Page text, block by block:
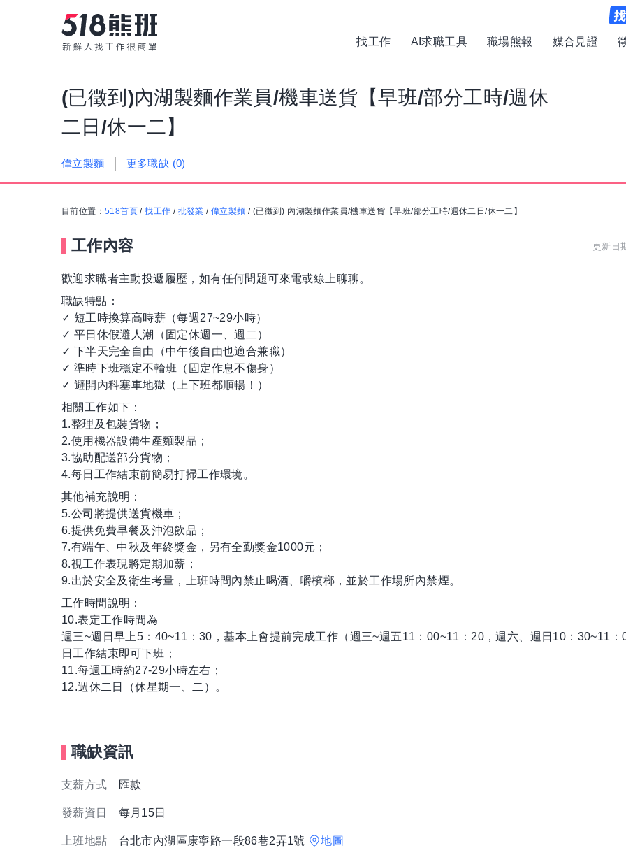
找工作 AI求職工具 職場熊報 媒合見證
(已徵到)內湖製麵作業員/機車送貨【早班/部分工時/週休
二日/休一二】
偉立製麵 更多職缺 (0)
目前位置： 518首頁 /找工作 / 批發業 /偉立製麵 / (已徵到) 內湖製麵作業員/機車送貨【早班/部分工時/週休二日/休一二】
工作內容 更新日
歡迎求職者主動投遞履歷，如有任何問題可來電或線上聊聊。
職缺特點：
✓ 短工時換算高時薪（每週27~29小時）
✓ 平日休假避人潮（固定休週一、週二）
✓ 下半天完全自由（中午後自由也適合兼職）
✓ 準時下班穩定不輪班（固定作息不傷身）
✓ 避開內科塞車地獄（上下班都順暢！）
相關工作如下：
1.整理及包裝貨物；
2.使用機器設備生產麵製品；
3.協助配送部分貨物；
4.每日工作結束前簡易打掃工作環境。
其他補充說明：
5.公司將提供送貨機車；
6.提供免費早餐及沖泡飲品；
7.有端午、中秋及年終獎金，另有全勤獎金1000元；
8.視工作表現將定期加薪；
9.出於安全及衛生考量，上班時間內禁止喝酒、嚼檳榔，並於工作場所內禁煙。
工作時間說明：
10.表定工作時間為
週三~週日早上5：40~11：30，基本上會提前完成工作（週三~週五11：00~11：20，週六、週日10：30~11：
日工作結束即可下班；
11.每週工時約27-29小時左右；
12.週休二日（休星期一、二）。
職缺資訊
支薪方式 匯款
發薪資日 每月15日
上班地點 台北市內湖區康寧路一段86巷2弄1號 地圖